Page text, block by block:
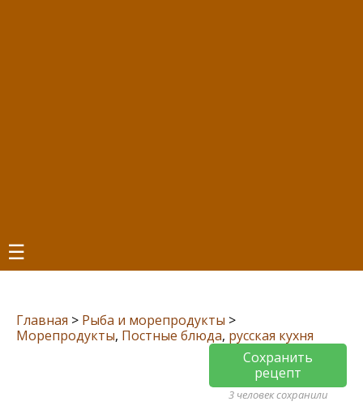
☰
Главная > Рыба и морепродукты >
Морепродукты, Постные блюда, русская кухня
Сохранить
рецепт
3 человек сохранили